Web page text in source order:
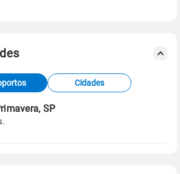
de estações
e satélite do Centro de Previsão
Climáticos (CPTEC).
informações sobre os dados
Cidades
SP